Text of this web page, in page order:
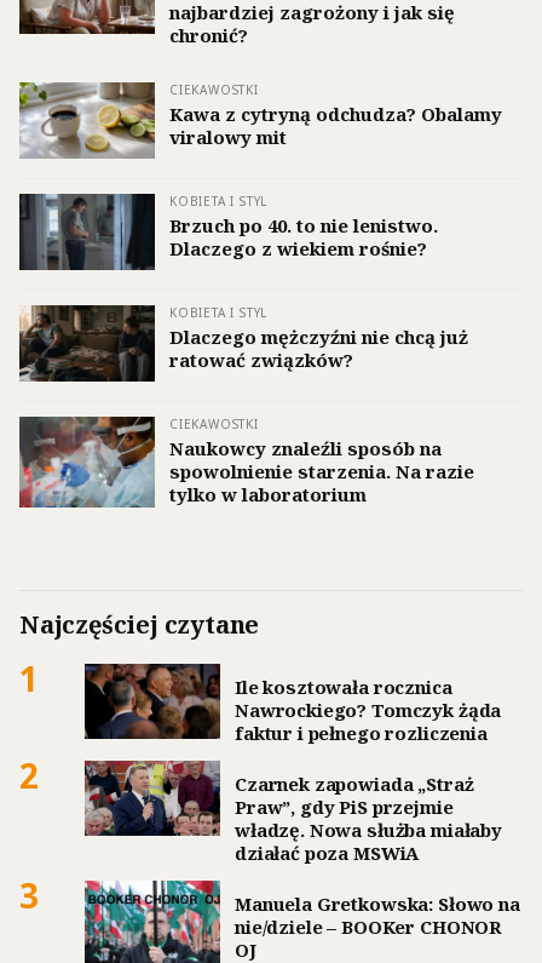
najbardziej zagrożony i jak się
chronić?
CIEKAWOSTKI
Kawa z cytryną odchudza? Obalamy
viralowy mit
KOBIETA I STYL
Brzuch po 40. to nie lenistwo.
Dlaczego z wiekiem rośnie?
KOBIETA I STYL
Dlaczego mężczyźni nie chcą już
ratować związków?
CIEKAWOSTKI
Naukowcy znaleźli sposób na
spowolnienie starzenia. Na razie
tylko w laboratorium
Najczęściej czytane
1
Ile kosztowała rocznica
Nawrockiego? Tomczyk żąda
faktur i pełnego rozliczenia
2
Czarnek zapowiada „Straż
Praw”, gdy PiS przejmie
władzę. Nowa służba miałaby
działać poza MSWiA
3
Manuela Gretkowska: Słowo na
nie/dziele – BOOKer CHONOR
OJ